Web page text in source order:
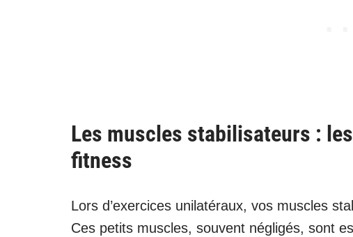
Les muscles stabilisateurs :
fitness
Lors d’exercices unilatéraux, vos muscles
Ces petits muscles, souvent négligés, sont